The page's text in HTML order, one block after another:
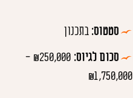
סטטוס:בתכנון
סכום לגיוס:
₪250,000 -
₪1,750,000